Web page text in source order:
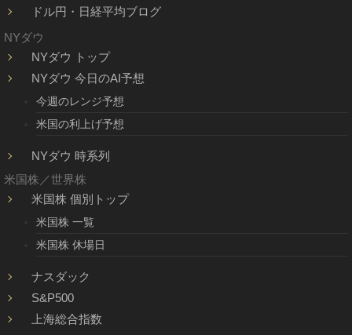
ドル円・日経平均ブログ
NYダウ
NYダウ トップ
NYダウ 今日のAI予想
今週のレンジ予想
米国の利上げ予想
NYダウ 時系列
米国株／世界株
米国株 個別トップ
米国株 一覧
米国株 休場日
ナスダック
S&P500
上海総合指数